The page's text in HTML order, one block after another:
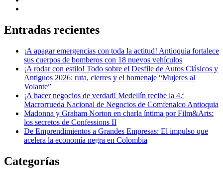
Entradas recientes
¡A apagar emergencias con toda la actitud! Antioquia fortalece
sus cuerpos de bomberos con 18 nuevos vehículos
¡A rodar con estilo! Todo sobre el Desfile de Autos Clásicos y
Antiguos 2026: ruta, cierres y el homenaje “Mujeres al
Volante”
¡A hacer negocios de verdad! Medellín recibe la 4.ª
Macrorrueda Nacional de Negocios de Comfenalco Antioquia
Madonna y Graham Norton en charla íntima por Film&Arts:
los secretos de Confessions II
De Emprendimientos a Grandes Empresas: El impulso que
acelera la economía negra en Colombia
Categorías